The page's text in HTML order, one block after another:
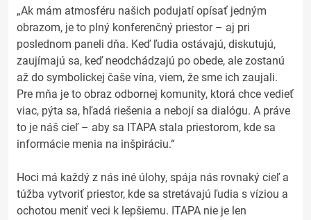
„Ak mám atmosféru našich podujatí opísať jedným
obrazom, je to plný konferenčný priestor – aj pri
poslednom paneli dňa. Keď ľudia ostávajú, diskutujú,
zaujímajú sa, keď neodchádzajú po obede, ale zostanú
až do symbolickej čaše vína, viem, že sme ich zaujali.
Pre mňa je to obraz odbornej komunity, ktorá chce vedieť
viac, pýta sa, hľadá riešenia a nebojí sa dialógu. A práve
to je náš cieľ – aby sa ITAPA stala priestorom, kde sa
informácie menia na inšpiráciu.“
Hoci má každý z nás iné úlohy, spája nás rovnaký cieľ a
túžba vytvoriť priestor, kde sa stretávajú ľudia s víziou a
ochotou meniť veci k lepšiemu. ITAPA nie je len